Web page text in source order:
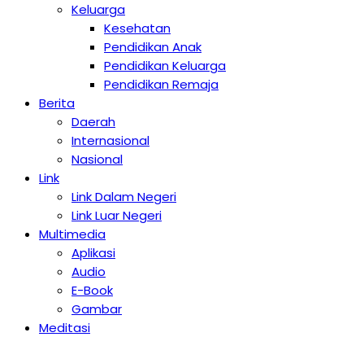
Keluarga
Kesehatan
Pendidikan Anak
Pendidikan Keluarga
Pendidikan Remaja
Berita
Daerah
Internasional
Nasional
Link
Link Dalam Negeri
Link Luar Negeri
Multimedia
Aplikasi
Audio
E-Book
Gambar
Meditasi